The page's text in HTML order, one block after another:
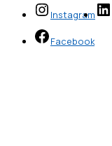
Instagram
Facebook